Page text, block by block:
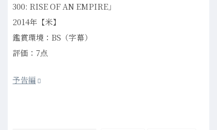
300: RISE OF AN EMPIRE」
2014年【米】
鑑賞環境：BS（字幕）
評価：7点
予告編